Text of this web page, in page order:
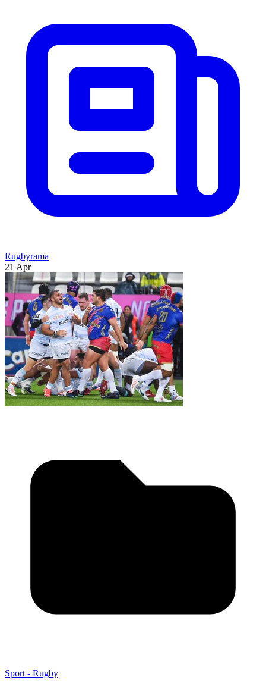
Rugbyrama
21 Apr
Sport - Rugby